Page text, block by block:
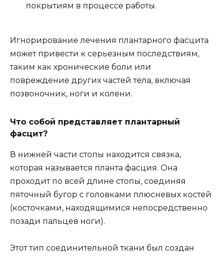
покрытиям в процессе работы.
Игнорирование лечения плантарного фасцита
может привести к серьезным последствиям,
таким как хронические боли или
повреждение других частей тела, включая
позвоночник, ноги и колени.
Что собой представляет плантарный
фасцит?
В нижней части стопы находится связка,
которая называется планта фасция. Она
проходит по всей длине стопы, соединяя
пяточный бугор с головками плюсневых костей
(косточками, находящимися непосредственно
позади пальцев ноги).
Этот тип соединительной ткани был создан